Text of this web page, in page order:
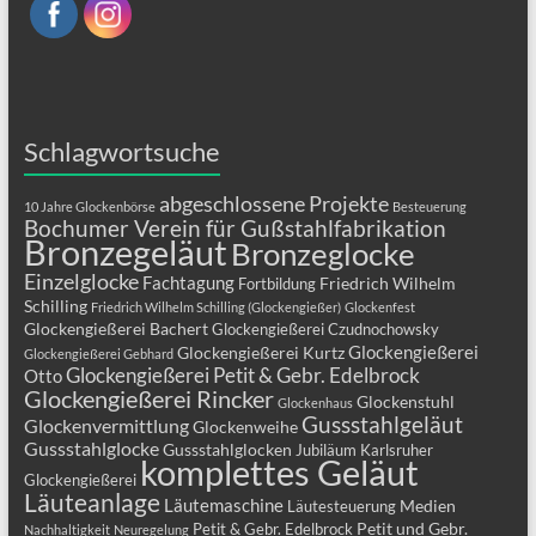
Schlagwortsuche
10 Jahre Glockenbörse abgeschlossene Projekte Besteuerung
Bochumer Verein für Gußstahlfabrikation
Bronzegeläut Bronzeglocke
Einzelglocke Fachtagung Fortbildung Friedrich Wilhelm
Schilling Friedrich Wilhelm Schilling (Glockengießer) Glockenfest
Glockengießerei Bachert Glockengießerei Czudnochowsky
Glockengießerei Gebhard Glockengießerei KurtzGlockengießerei
OttoGlockengießerei Petit & Gebr. Edelbrock
Glockengießerei Rincker Glockenhaus Glockenstuhl
GlockenvermittlungGlockenweihe Gussstahlgeläut
GussstahlglockeGussstahlglocken Jubiläum Karlsruher
Glockengießerei komplettes Geläut
Läuteanlage Läutemaschine Läutesteuerung Medien
Nachhaltigkeit Neuregelung Petit & Gebr. Edelbrock Petit und Gebr.